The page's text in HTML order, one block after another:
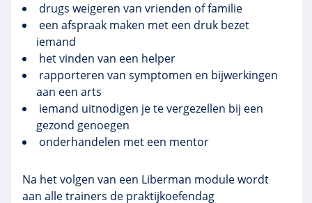
drugs weigeren van vrienden of familie
een afspraak maken met een druk bezet
iemand
het vinden van een helper
rapporteren van symptomen en bijwerkingen
aan een arts
iemand uitnodigen je te vergezellen bij een
gezond genoegen
onderhandelen met een mentor
Na het volgen van een Liberman module wordt
aan alle trainers de praktijkoefendag